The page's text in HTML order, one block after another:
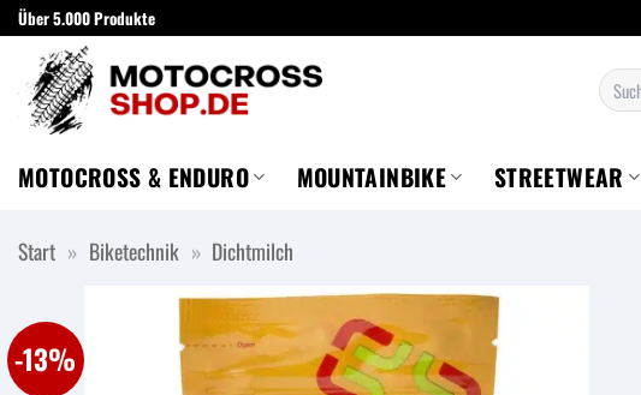
Zum
Inhalt
springen
Über 5.000 Produkte
Suchen
nach:
MOTOCROSS & ENDURO MOUNTAINBIKE STREETWEAR
Start » Biketechnik » Dichtmilch
-13%